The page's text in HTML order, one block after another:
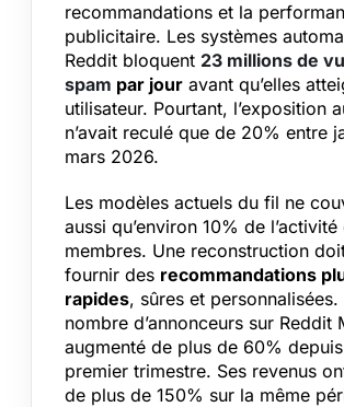
recommandations et la
publicitaire. Les systèmes
Reddit bloquent 23 millions de
spam par jour avant qu’elles
utilisateur. Pourtant, l’exposition
n’avait reculé que de 20% entre
mars 2026.
Les modèles actuels du fil ne
aussi qu’environ 10% de l’activité
membres. Une reconstruction
fournir des recommandations
rapides, sûres et personnalisées.
nombre d’annonceurs sur Reddit
augmenté de plus de 60%
premier trimestre. Ses revenus
de plus de 150% sur la même